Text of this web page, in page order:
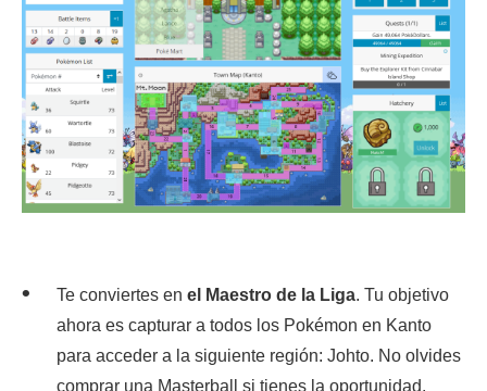
Te conviertes en el Maestro de la Liga. Tu objetivo
ahora es capturar a todos los Pokémon en Kanto
para acceder a la siguiente región: Johto. No olvides
comprar una Masterball si tienes la oportunidad.